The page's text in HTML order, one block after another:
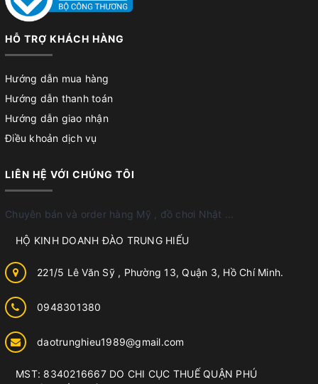
HỖ TRỢ KHÁCH HÀNG
Hướng dẫn mua hàng
Hướng dẫn thanh toán
Hướng dẫn giao nhận
Điều khoản dịch vụ
LIÊN HỆ VỚI CHÚNG TÔI
Chuyên bán và order hàng Mỹ , đồ chơi Nhật ...
HỘ KINH DOANH ĐÀO TRUNG HIẾU
221/5 Lê Văn Sỹ , Phường 13, Quận 3, Hồ Chí Minh.
0948301380
daotrunghieu1989@gmail.com
MST: 8340216667 DO CHI CỤC THUẾ QUẬN PHÚ